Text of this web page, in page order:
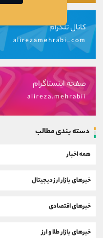
کانال تلگرام
alirezamehrabi_com
صفحه اینستاگرام
alireza.mehrabii
دسته بندی مطالب
همه اخبار
خبرهای بازار ارز دیجیتال
خبرهای اقتصادی
خبرهای بازار طلا و ارز